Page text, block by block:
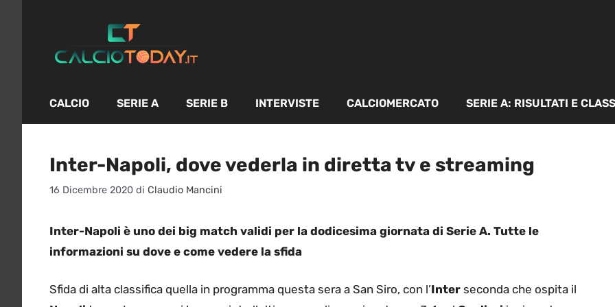
contenuto
CALCIO SERIE A SERIE B INTERVISTE CALCIOMERCATO SERIE A: RISULTATI E
Inter-Napoli, dove vederla in diretta tv e streaming
16 Dicembre 2020 di Claudio Mancini
Inter-Napoli è uno dei big match validi per la dodicesima giornata di Serie A. Tutte le
informazioni su dove e come vedere la sfida
Sfida di alta classifica quella in programma questa sera a San Siro, con l’Inter seconda che ospita il